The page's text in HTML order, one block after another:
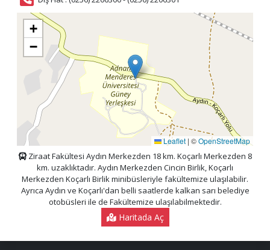
+
−
Leaflet | ©OpenStreetMap
Ziraat Fakültesi Aydın Merkezden 18 km. Koçarlı Merkezden 8
km. uzaklıktadır. Aydın Merkezden Cincin Birlik, Koçarlı
Merkezden Koçarlı Birlik minibüsleriyle fakültemize ulaşılabilir.
Ayrıca Aydın ve Koçarlı'dan belli saatlerde kalkan sarı belediye
otobüsleri ile de Fakültemize ulaşılabilmektedir.
Haritada Aç